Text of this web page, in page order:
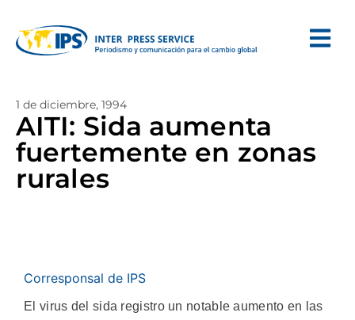
1 de diciembre, 1994
AITI: Sida aumenta
fuertemente en zonas
rurales
Corresponsal de IPS
El virus del sida registro un notable aumento en las